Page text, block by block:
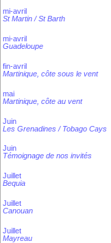
mi-avril
St Martin / St Barth
mi-avril
Guadeloupe
fin-avril
Martinique, côte sous le vent
mai
Martinique, côte au vent
Juin
Les Grenadines / Tobago Cays
Juin
Témoignage de nos invités
Juillet
Bequia
Juillet
Canouan
Juillet
Mayreau